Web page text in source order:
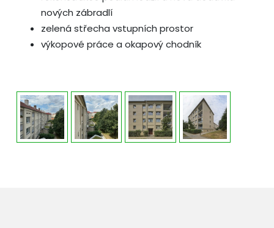
nových zábradlí
zelená střecha vstupních prostor
výkopové práce a okapový chodník